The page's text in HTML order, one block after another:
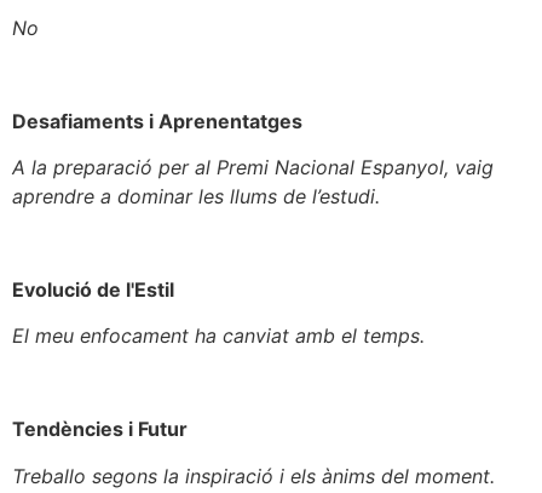
No
Desafiaments i Aprenentatges
A la preparació per al Premi Nacional Espanyol, vaig
aprendre a dominar les llums de l’estudi.
Evolució de l'Estil
El meu enfocament ha canviat amb el temps.
Tendències i Futur
Treballo segons la inspiració i els ànims del moment.